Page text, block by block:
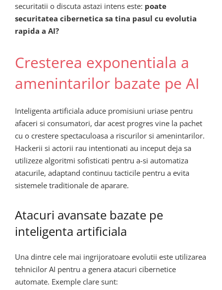
securitatii o discuta astazi intens este: poate
securitatea cibernetica sa tina pasul cu evolutia
rapida a AI?
Cresterea exponentiala a
amenintarilor bazate pe AI
Inteligenta artificiala aduce promisiuni uriase pentru
afaceri si consumatori, dar acest progres vine la pachet
cu o crestere spectaculoasa a riscurilor si amenintarilor.
Hackerii si actorii rau intentionati au inceput deja sa
utilizeze algoritmi sofisticati pentru a-si automatiza
atacurile, adaptand continuu tacticile pentru a evita
sistemele traditionale de aparare.
Atacuri avansate bazate pe
inteligenta artificiala
Una dintre cele mai ingrijoratoare evolutii este utilizarea
tehnicilor AI pentru a genera atacuri cibernetice
automate. Exemple clare sunt: